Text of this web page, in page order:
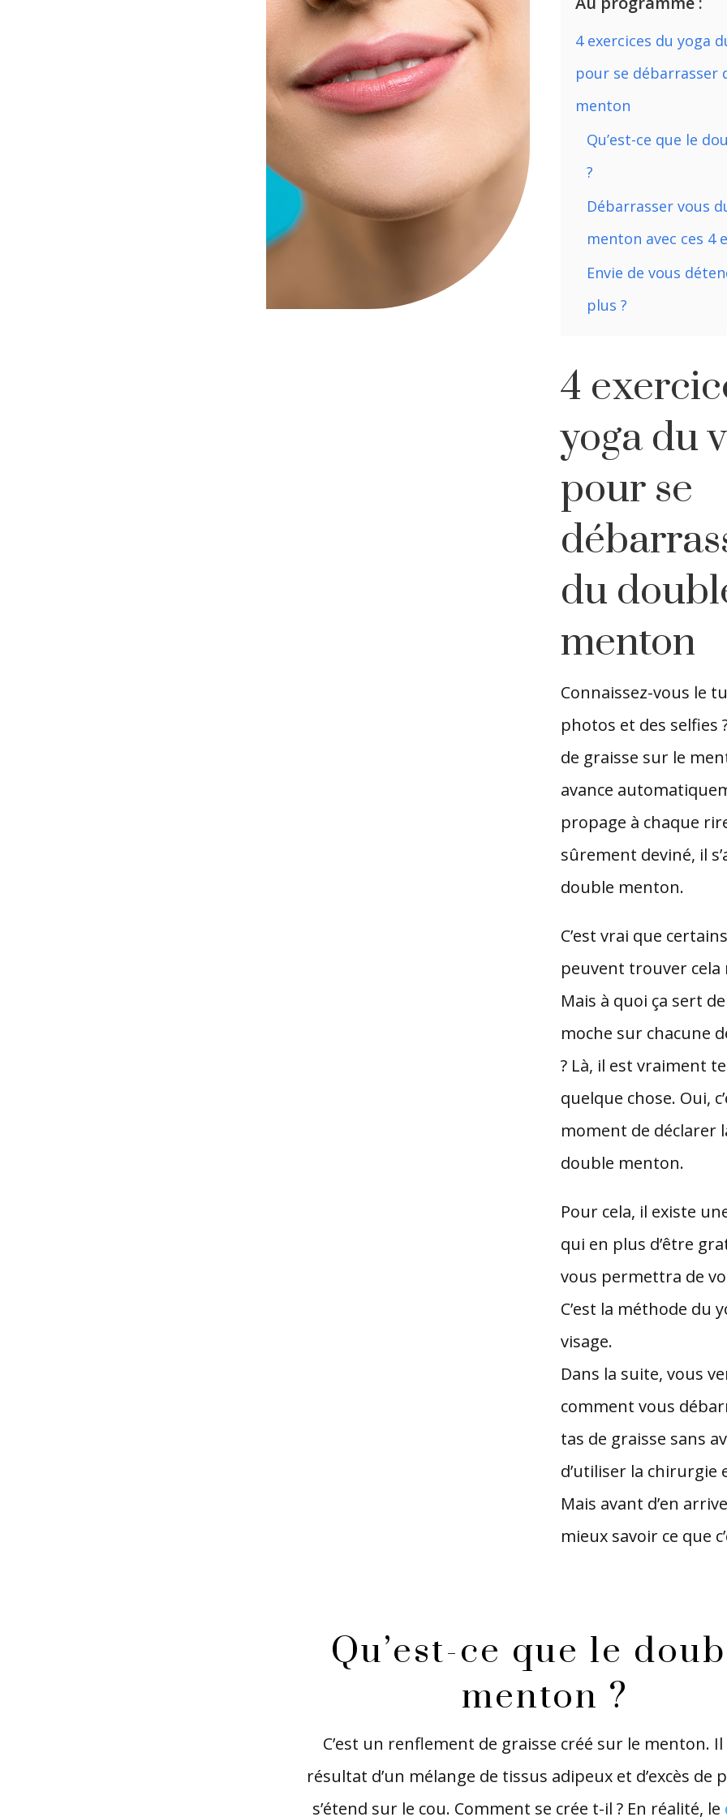
4 exercices du yoga
pour se débarrasser
menton
Qu’est-ce que le
?
Débarrasser vous
menton avec ces 4
Envie de vous
plus ?
4
yoga du
pour se
du
menton
Connaissez-vous le
photos et des selfies
de graisse sur le
avance
propage à chaque
sûrement deviné, il
double menton.
C’est vrai que
peuvent trouver cela
Mais à quoi ça sert
moche sur chacune
? Là, il est vraiment
quelque chose. Oui,
moment de déclarer
double menton.
Pour cela, il existe
qui en plus d’être
vous permettra de
C’est la méthode du
visage.
Dans la suite, vous
comment vous
tas de graisse sans
d’utiliser la chirurgie
Mais avant d’en
mieux savoir ce que
Qu’est-ce que le
menton ?
C’est un renflement de graisse créé sur le menton.
résultat d’un mélange de tissus adipeux et d’excès de
s’étend sur le cou. Comment se crée t-il ? En réalité, le